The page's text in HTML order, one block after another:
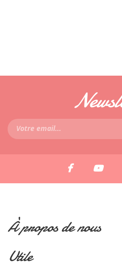
À propos de nous
Utile